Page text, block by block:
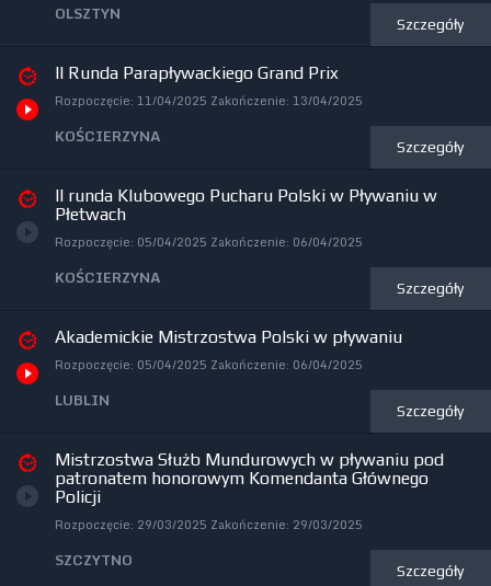
OLSZTYN Szczegóły
II Runda Parapływackiego Grand Prix
Rozpoczęcie: 11/04/2025 Zakończenie: 13/04/2025
KOŚCIERZYNA Szczegóły
II runda Klubowego Pucharu Polski w Pływaniu w
Płetwach
Rozpoczęcie: 05/04/2025 Zakończenie: 06/04/2025
KOŚCIERZYNA Szczegóły
Akademickie Mistrzostwa Polski w pływaniu
Rozpoczęcie: 05/04/2025 Zakończenie: 06/04/2025
LUBLIN Szczegóły
Mistrzostwa Służb Mundurowych w pływaniu pod
patronatem honorowym Komendanta Głównego
Policji
Rozpoczęcie: 29/03/2025 Zakończenie: 29/03/2025
SZCZYTNO Szczegóły